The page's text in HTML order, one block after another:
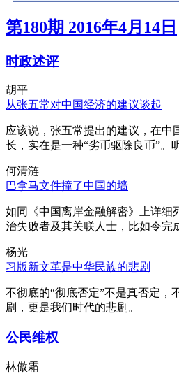
第180期 2016年4月14日
时政述评
胡平
从张五常对中国经济的建议谈起
应该说，张五常提出的建议，在
长，实在是一种“劣币驱除良币”。
何清涟
巴拿马文件撞了中国的墙
如同《中国离岸金融解密》上详细
治失败者及其关联人士，比如令完
杨光
习版新文革是中华民族的悲剧
不彻底的“彻底否定”不是真否定，
剧，更是我们时代的悲剧。
公民维权
林傲霜